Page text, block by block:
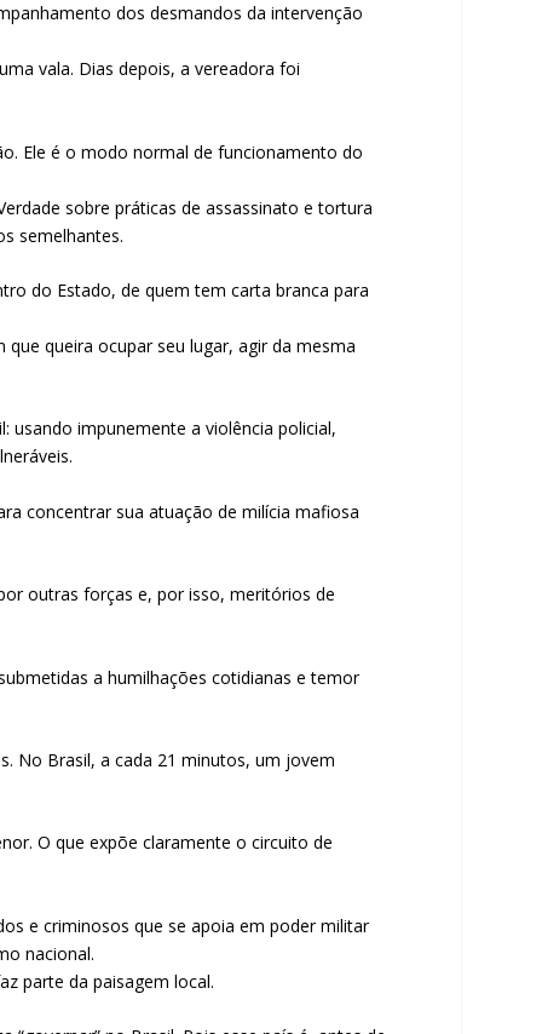
dos desmandos da intervenção
vala. Dias depois, a vereadora foi
Ele é o modo normal de funcionamento do
sobre práticas de assassinato e tortura
semelhantes.
do Estado, de quem tem carta branca para
queira ocupar seu lugar, agir da mesma
usando impunemente a violência policial,
concentrar sua atuação de milícia mafiosa
outras forças e, por isso, meritórios de
a humilhações cotidianas e temor
No Brasil, a cada 21 minutos, um jovem
O que expõe claramente o circuito de
e criminosos que se apoia em poder militar
nacional.
parte da paisagem local.